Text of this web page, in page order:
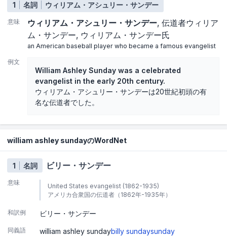
1 名詞 ウィリアム・アシュリー・サンデー
意味 ウィリアム・アシュリー・サンデー 伝道者ウィリア
ム・サンデー
ウィリアム・サンデー氏
an American baseball player who became a famous evangelist
例文
William Ashley Sunday was a celebrated
evangelist in the early 20th century.
ウィリアム・アシュリー・サンデーは20世紀初頭の有
名な伝道者でした。
william ashley sundayのWordNet
1 名詞 ビリー・サンデー
意味
United States evangelist (1862-1935)
アメリカ合衆国の伝道者（1862年-1935年）
和訳例 ビリー・サンデー
同義語 william ashley sundaybilly sundaysunday